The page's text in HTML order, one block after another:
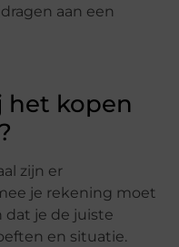
aan een
het kopen
zijn er
je rekening moet
dat je de juiste
en situatie.